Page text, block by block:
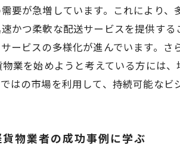
要が急増しています。これにより
かつ柔軟な配送サービスを提供す
ービスの多様化が進んでいます。
物業を始めようと考えている方には
はの市場を利用して、持続可能なビ
物業者の成功事例に学ぶ